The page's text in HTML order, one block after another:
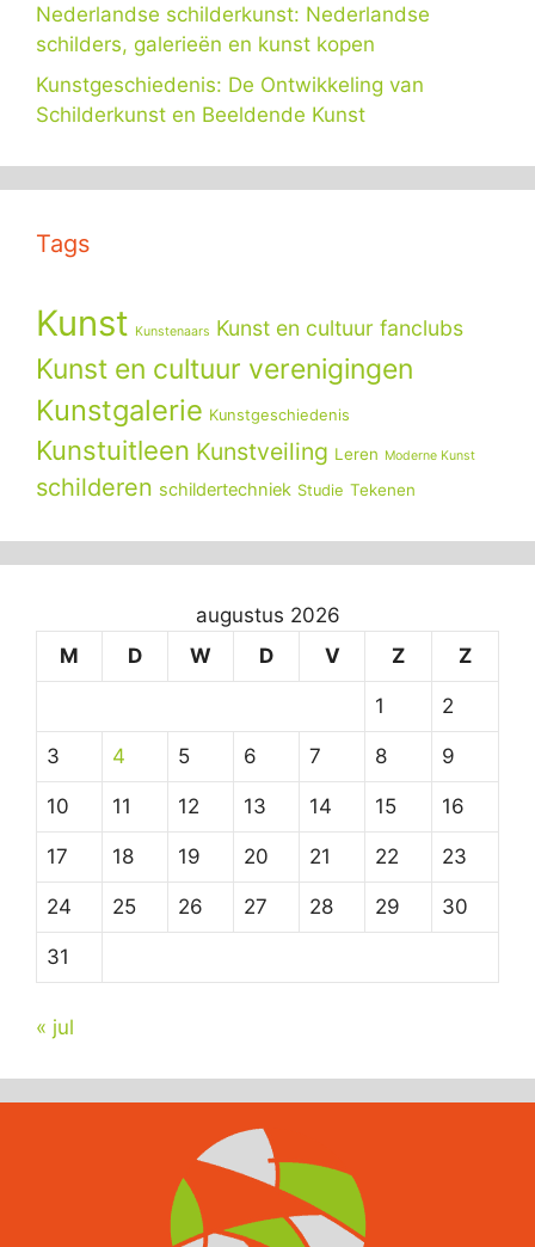
Nederlandse schilderkunst: Nederlandse
schilders, galerieën en kunst kopen
Kunstgeschiedenis: De Ontwikkeling van
Schilderkunst en Beeldende Kunst
Tags
Kunst Kunstenaars Kunst en cultuur fanclubs
Kunst en cultuur verenigingen
Kunstgalerie Kunstgeschiedenis
Kunstuitleen Kunstveiling Leren Moderne Kunst
schilderen schildertechniek Studie Tekenen
augustus 2026
M
D W D V Z Z
1 2
3 4 5 6 7 8 9
10 11 12 13 14 15 16
17 18 19 20 21 22 23
24 25 26 27 28 29 30
31
« jul